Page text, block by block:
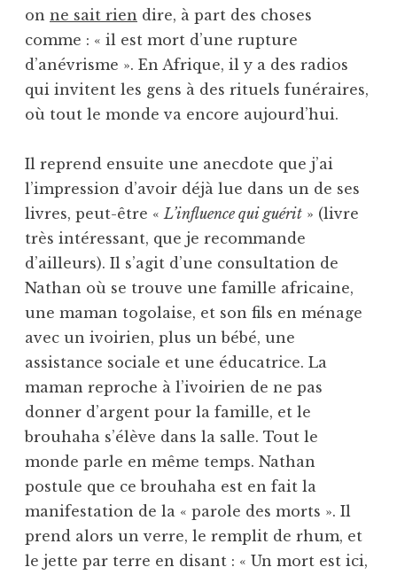
on ne sait rien dire, à part des choses
comme : « il est mort d’une rupture
d’anévrisme ». En Afrique, il y a des radios
qui invitent les gens à des rituels funéraires,
où tout le monde va encore aujourd’hui.
Il reprend ensuite une anecdote que j’ai
l’impression d’avoir déjà lue dans un de ses
livres, peut-être « L’influence qui guérit » (livre
très intéressant, que je recommande
d’ailleurs). Il s’agit d’une consultation de
Nathan où se trouve une famille africaine,
une maman togolaise, et son fils en ménage
avec un ivoirien, plus un bébé, une
assistance sociale et une éducatrice. La
maman reproche à l’ivoirien de ne pas
donner d’argent pour la famille, et le
brouhaha s’élève dans la salle. Tout le
monde parle en même temps. Nathan
postule que ce brouhaha est en fait la
manifestation de la « parole des morts ». Il
prend alors un verre, le remplit de rhum, et
le jette par terre en disant : « Un mort est ici,